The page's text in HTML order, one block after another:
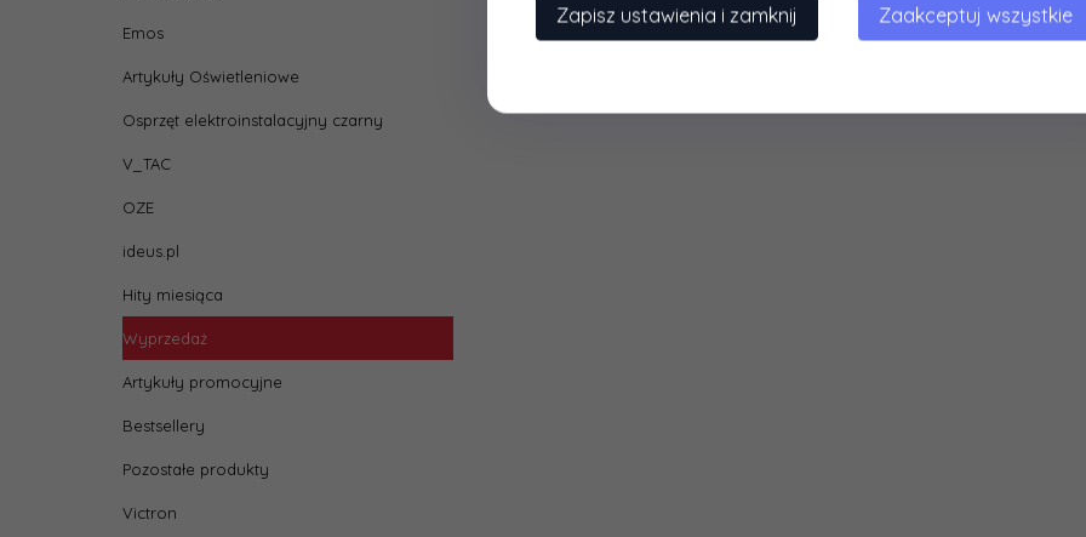
Emos
Artykuły Oświetleniowe
Osprzęt elektroinstalacyjny czarny
V_TAC
OZE
ideus.pl
Hity miesiąca
Wyprzedaż
Artykuły promocyjne
Bestsellery
Pozostałe produkty
Victron
Zapisz ustawienia i zamknij Zaakceptuj wszystkie